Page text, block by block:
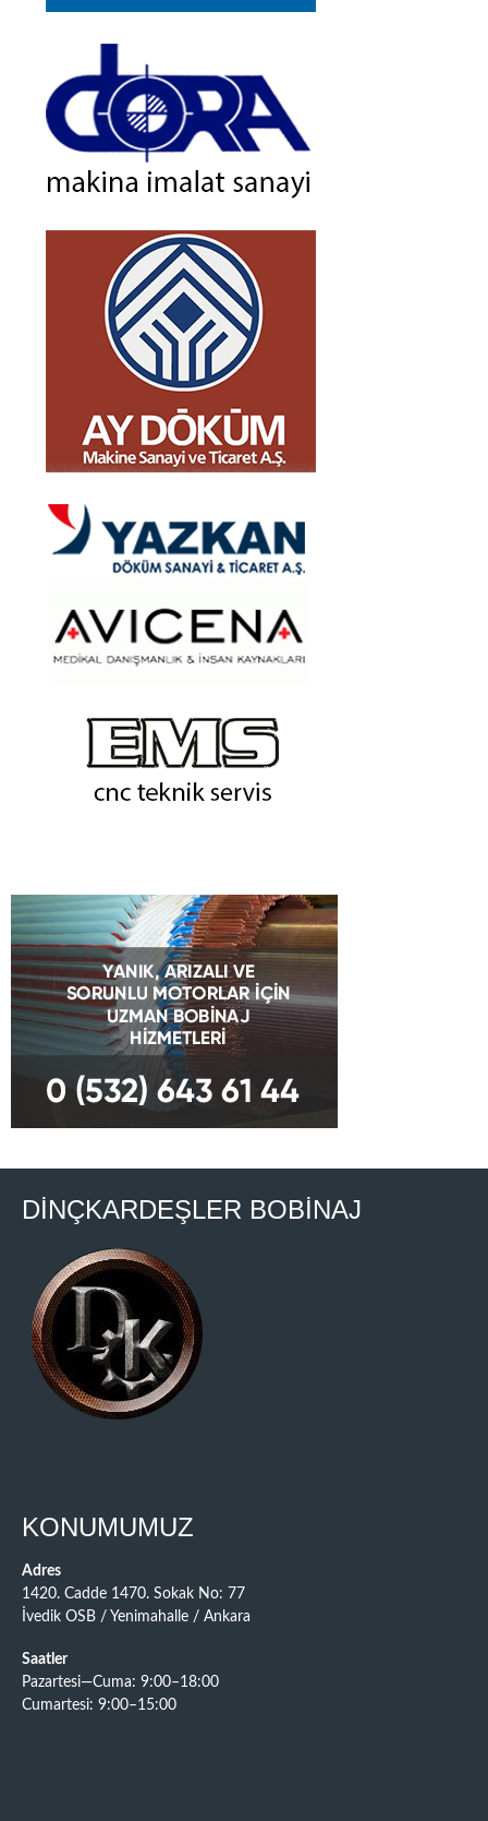
DİNÇKARDEŞLER BOBİNAJ
KONUMUMUZ
Adres
1420. Cadde 1470. Sokak No: 77
İvedik OSB / Yenimahalle / Ankara
Saatler
Pazartesi—Cuma: 9:00–18:00
Cumartesi: 9:00–15:00